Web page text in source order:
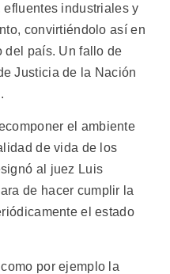
industriales y
convirtiéndolo así en
del país. Un fallo de
Justicia de la Nación
el ambiente
de vida de los
al juez Luis
de hacer cumplir la
el estado
por ejemplo la